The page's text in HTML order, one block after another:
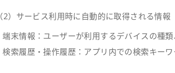
（2）サービス利用時に自動的に取得される情報
端末情報：ユーザーが利用するデバイスの種
検索履歴・操作履歴：アプリ内での検索キー